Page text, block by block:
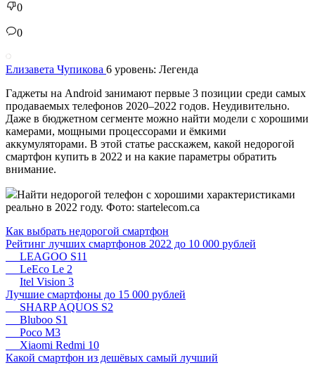
0
0
Елизавета Чупикова 6 уровень: Легенда
Гаджеты на Android занимают первые 3 позиции среди самых
продаваемых телефонов 2020–2022 годов. Неудивительно.
Даже в бюджетном сегменте можно найти модели с хорошими
камерами, мощными процессорами и ёмкими
аккумуляторами. В этой статье расскажем, какой недорогой
смартфон купить в 2022 и на какие параметры обратить
внимание.
Найти недорогой телефон с хорошими характеристиками
реально в 2022 году. Фото: startelecom.ca
Как выбрать недорогой смартфон
Рейтинг лучших смартфонов 2022 до 10 000 рублей
LEAGOO S11
LeEco Le 2
Itel Vision 3
Лучшие смартфоны до 15 000 рублей
SHARP AQUOS S2
Bluboo S1
Poco M3
Xiaomi Redmi 10
Какой смартфон из дешёвых самый лучший